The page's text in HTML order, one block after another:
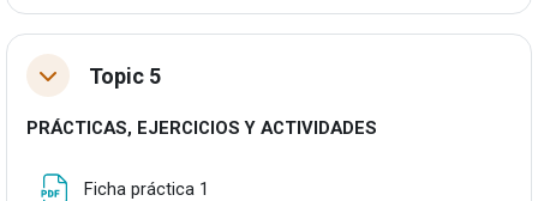
TolestuTopic 5
PRÁCTICAS, EJERCICIOS Y ACTIVIDADES
Ficha práctica 1